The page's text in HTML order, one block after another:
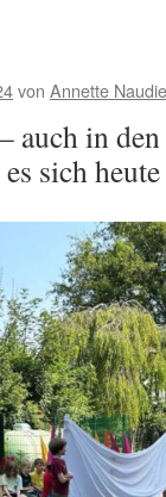
von Annette
auch in
sich